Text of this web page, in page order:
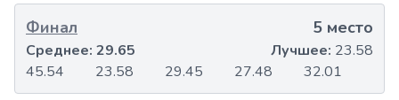
Финал 5 место
45.54 23.58 29.45 27.48 32.01
Среднее: 29.65 Лучшее: 23.58